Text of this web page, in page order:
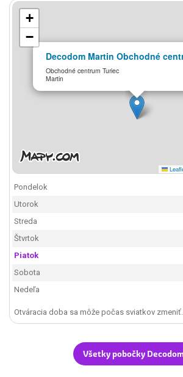
Decodom Martin Obchodné
Obchodné centrum Turiec
Martin
+
−
Pondelok
Utorok
Streda
Štvrtok
Piatok
Sobota
Nedeľa
Otváracia doba sa môže počas sviatkov zmeniť.
Všetky pobočky